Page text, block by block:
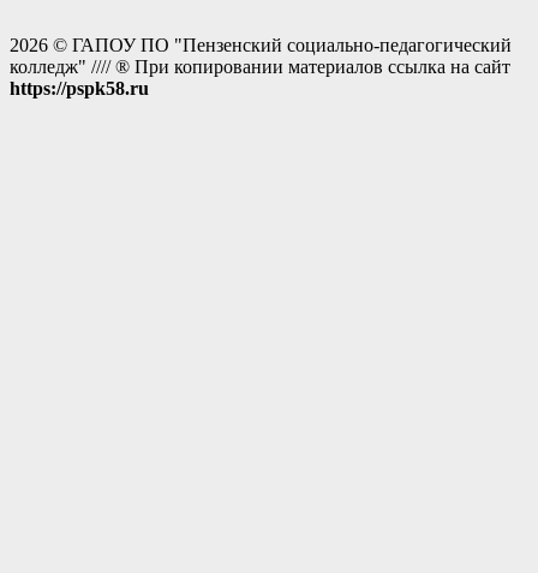
2026 © ГАПОУ ПО "Пензенский социально-педагогический
колледж" //// ® При копировании материалов ссылка на сайт
https://pspk58.ru